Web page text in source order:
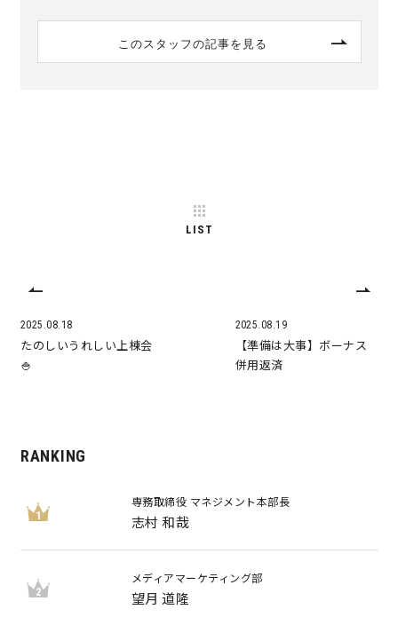
このスタッフの記事を見る
2025.08.18
たのしいうれしい上棟会
🍚
LIST
2025.08.19
【準備は大事】ボーナス
併用返済
RANKING
1
専務取締役 マネジメント本部長
志村 和哉
2
メディアマーケティング部
望月 道隆